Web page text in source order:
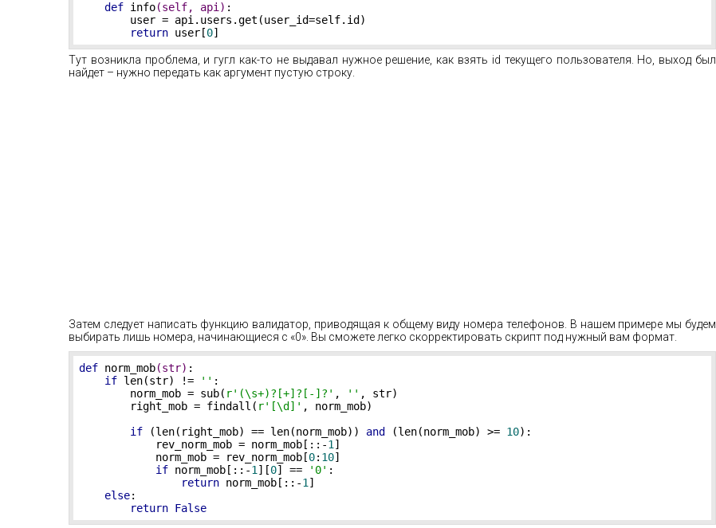
def info(self, api) :
        user = api.users.get(user_id=self.id)
return user[0]
Тут возникла проблема, и гугл как-то не выдавал нужное решение, как взять id текущего пользователя. Но, выход был
найдет – нужно передать как аргумент пустую строку.
Затем следует написать функцию валидатор, приводящая к общему виду номера телефонов. В нашем примере мы будем
выбирать лишь номера, начинающиеся с «0». Вы сможете легко скорректировать скрипт под нужный вам формат.
def norm_mob(str) :
if len(str) != '' :
        norm_mob = sub(
r'(\s+)?[+]?[-]?' , '' , str)
        right_mob = findall(
r'[\d]' , norm_mob)
if (len(right_mob) == len(norm_mob)) and (len(norm_mob) >= 10):
            rev_norm_mob = norm_mob[::-
1 ]
            norm_mob = rev_norm_mob[
0: 10]
if norm_mob[::-1 ][0] == '0' :
return norm_mob[::-1 ]
else:
return False